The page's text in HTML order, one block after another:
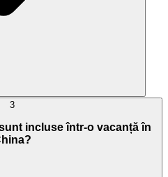
3
incluse într-o vacanță în